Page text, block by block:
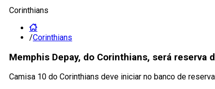
Corinthians
/Corinthians
Memphis Depay, do Corinthians, será reserva
Camisa 10 do Corinthians deve iniciar no banco de